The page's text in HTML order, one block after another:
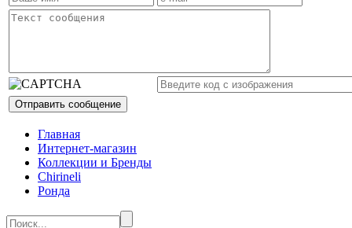
Главная
Интернет-магазин
Коллекции и Бренды
Chirineli
Ронда